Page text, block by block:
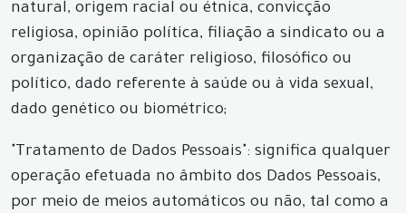
natural, origem racial ou étnica, convicção
religiosa, opinião política, filiação a sindicato ou a
organização de caráter religioso, filosófico ou
político, dado referente à saúde ou à vida sexual,
dado genético ou biométrico;
"Tratamento de Dados Pessoais": significa qualquer
operação efetuada no âmbito dos Dados Pessoais,
por meio de meios automáticos ou não, tal como a